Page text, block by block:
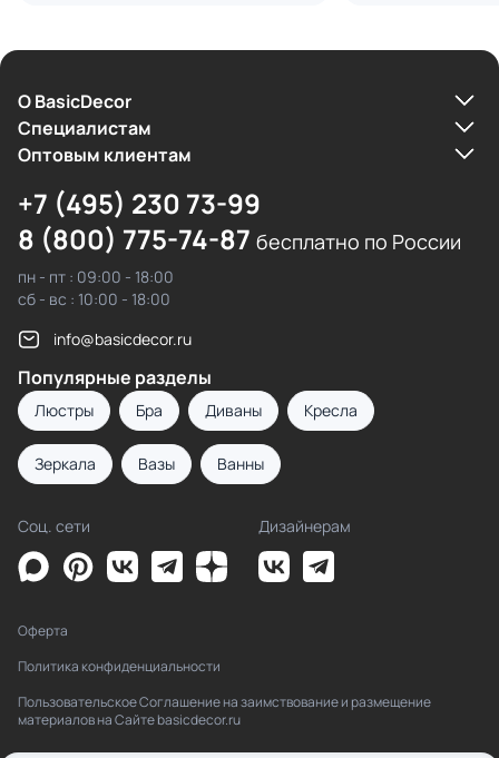
О BasicDecor
Cпециалистам
Оптовым клиентам
+7 (495) 230 73-99
8 (800) 775-74-87 бесплатно по России
пн - пт : 09:00 - 18:00
сб - вс : 10:00 - 18:00
info@basicdecor.ru
Популярные разделы
Люстры Бра Диваны Кресла
Зеркала Вазы Ванны
Соц. сети Дизайнерам
Оферта
Политика конфиденциальности
Пользовательское Соглашение на заимствование и размещение
материалов на Сайте basicdecor.ru